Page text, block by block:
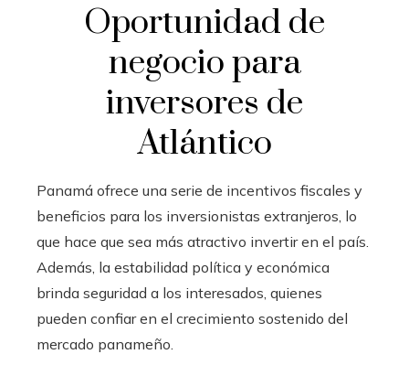
Oportunidad de
negocio para
inversores de
Atlántico
Panamá ofrece una serie de incentivos fiscales y
beneficios para los inversionistas extranjeros, lo
que hace que sea más atractivo invertir en el país.
Además, la estabilidad política y económica
brinda seguridad a los interesados, quienes
pueden confiar en el crecimiento sostenido del
mercado panameño.